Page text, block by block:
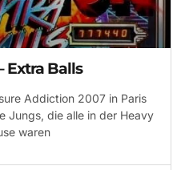
Extra Balls
Addiction 2007 in Paris
Jungs, die alle in der Heavy
waren